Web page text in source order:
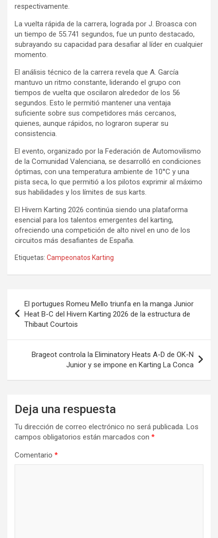
respectivamente.
La vuelta rápida de la carrera, lograda por J. Broasca con
un tiempo de 55.741 segundos, fue un punto destacado,
subrayando su capacidad para desafiar al líder en cualquier
momento.
El análisis técnico de la carrera revela que A. García
mantuvo un ritmo constante, liderando el grupo con
tiempos de vuelta que oscilaron alrededor de los 56
segundos. Esto le permitió mantener una ventaja
suficiente sobre sus competidores más cercanos,
quienes, aunque rápidos, no lograron superar su
consistencia.
El evento, organizado por la Federación de Automovilismo
de la Comunidad Valenciana, se desarrolló en condiciones
óptimas, con una temperatura ambiente de 10°C y una
pista seca, lo que permitió a los pilotos exprimir al máximo
sus habilidades y los límites de sus karts.
El Hivern Karting 2026 continúa siendo una plataforma
esencial para los talentos emergentes del karting,
ofreciendo una competición de alto nivel en uno de los
circuitos más desafiantes de España.
Etiquetas: Campeonatos Karting
de
entradas
El portugues Romeu Mello triunfa en la manga Junior
Heat B-C del Hivern Karting 2026 de la estructura de
Thibaut Courtois
Brageot controla la Eliminatory Heats A-D de OK-N
Junior y se impone en Karting La Conca
Deja una respuesta
Tu dirección de correo electrónico no será publicada. Los
campos obligatorios están marcados con *
Comentario *